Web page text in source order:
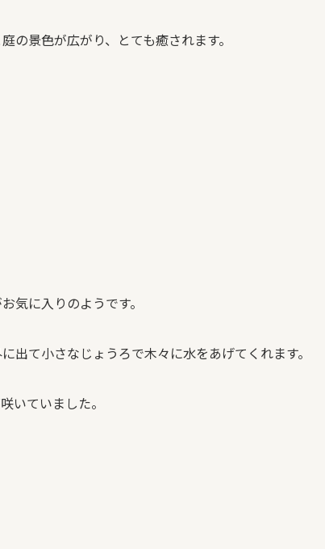
の景色が広がり、とても癒されます。
気に入りのようです。
出て小さなじょうろで木々に水をあげてくれます。
いていました。